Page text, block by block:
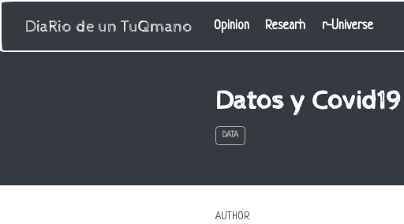
DiaRio de un TuQmano Opinion Researh r-Universe
Datos y Covid19
DATA
AUTHOR